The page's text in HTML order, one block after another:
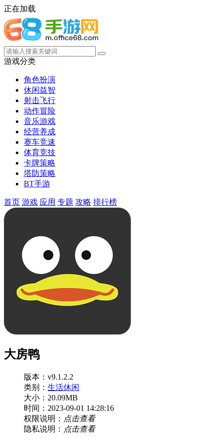
正在加载
游戏分类
角色扮演
休闲益智
射击飞行
动作冒险
音乐游戏
经营养成
赛车竞速
体育竞技
卡牌策略
塔防策略
BT手游
首页 游戏 应用 专题 攻略 排行榜
大房鸭
版本：v9.1.2.2
类别： 生活休闲
大小：20.09MB
时间：2023-09-01 14:28:16
权限说明： 点击查看
隐私说明： 点击查看